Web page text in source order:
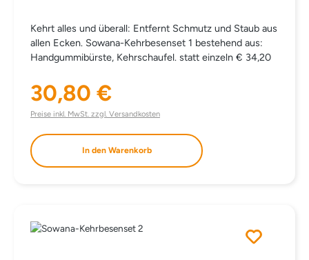
Kehrt alles und überall: Entfernt Schmutz und Staub aus
allen Ecken. Sowana-Kehrbesenset 1 bestehend aus:
Handgummibürste, Kehrschaufel. statt einzeln € 34,20
Regulärer Preis:
30,80 €
Preise inkl. MwSt. zzgl. Versandkosten
In den Warenkorb